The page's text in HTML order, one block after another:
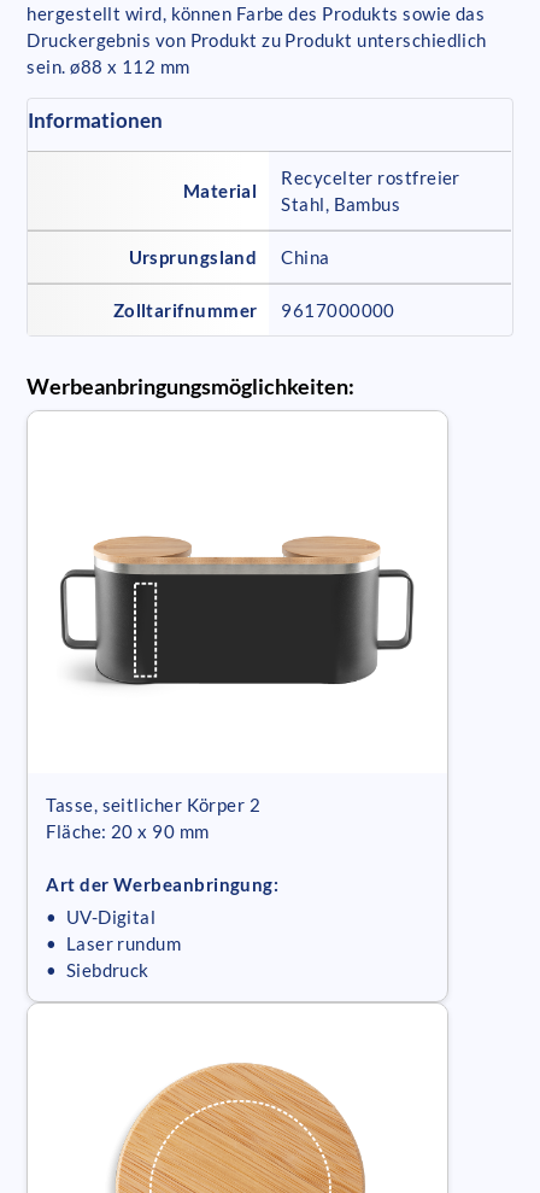
hergestellt wird, können Farbe des Produkts sowie das
Druckergebnis von Produkt zu Produkt unterschiedlich
sein. ø88 x 112 mm
Informationen
Material
Recycelter rostfreier
Stahl, Bambus
Ursprungsland China
Zolltarifnummer 9617000000
Werbeanbringungsmöglichkeiten:
Tasse, seitlicher Körper 2
Fläche: 20 x 90 mm
Art der Werbeanbringung:
• UV-Digital
• Laser rundum
• Siebdruck